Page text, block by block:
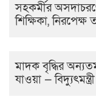
সহকর্মীর
শিক্ষিকা, নিরপেক্ষ
মাদক বৃদ্ধির
যাওয়া — বিদ্যুৎমন্ত্রী